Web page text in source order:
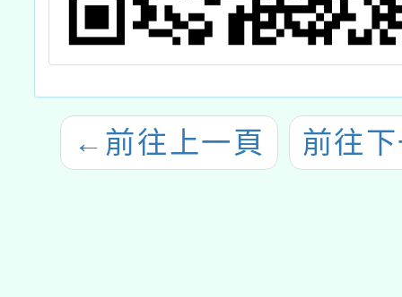
← 前往上一頁 前往